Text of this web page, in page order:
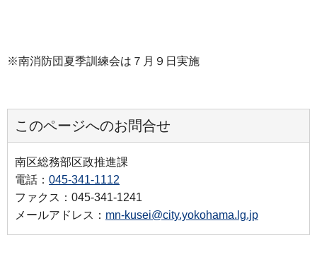
※南消防団夏季訓練会は７月９日実施
このページへのお問合せ
南区総務部区政推進課
電話： 045-341-1112
ファクス：045-341-1241
メールアドレス： mn-kusei@city.yokohama.lg.jp